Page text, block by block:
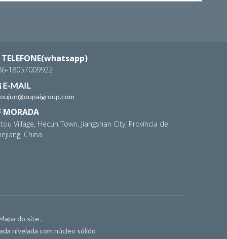
TELEFONE(whatsapp)
18057009922
E-MAIL
MORADA
Village, Hecun Town, Jiangshan City, Província de
China.
do site .
nivelada com núcleo sólido